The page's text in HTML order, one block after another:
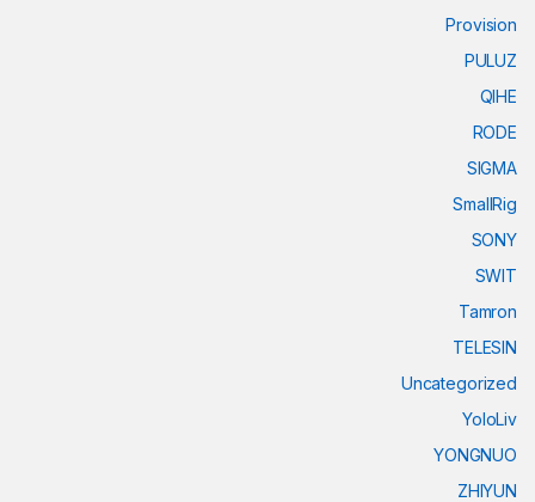
Provision
PULUZ
QIHE
RODE
SIGMA
SmallRig
SONY
SWIT
Tamron
TELESIN
Uncategorized
YoloLiv
YONGNUO
ZHIYUN